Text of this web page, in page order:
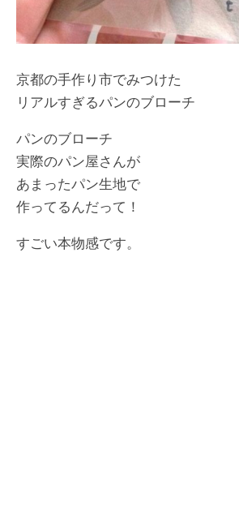
京都の手作り市でみつけた
リアルすぎるパンのブローチ
パンのブローチ
実際のパン屋さんが
あまったパン生地で
作ってるんだって！
すごい本物感です。